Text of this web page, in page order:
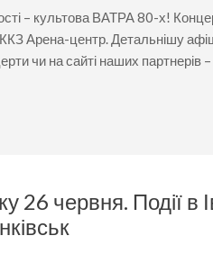
– культова ВАТРА 80-х!
Арена-центр. Детальнішу
чи на сайті наших партнерів
26 червня. Події в